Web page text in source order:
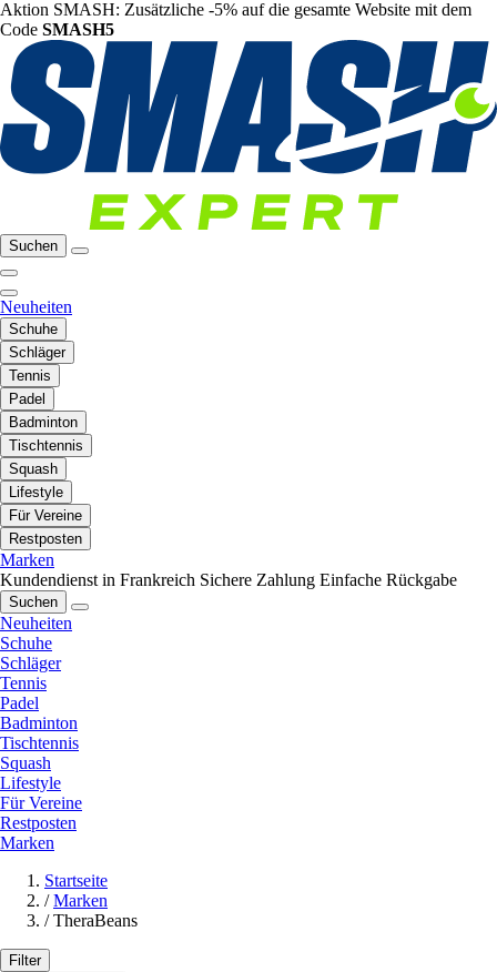
Aktion SMASH: Zusätzliche -5% auf die gesamte Website mit dem
Code SMASH5
Suchen
Neuheiten
Schuhe
Schläger
Tennis
Padel
Badminton
Tischtennis
Squash
Lifestyle
Für Vereine
Restposten
Marken
Kundendienst in Frankreich Sichere Zahlung Einfache Rückgabe
Suchen
Neuheiten
Schuhe
Schläger
Tennis
Padel
Badminton
Tischtennis
Squash
Lifestyle
Für Vereine
Restposten
Marken
Startseite
/ Marken
/ TheraBeans
Filter